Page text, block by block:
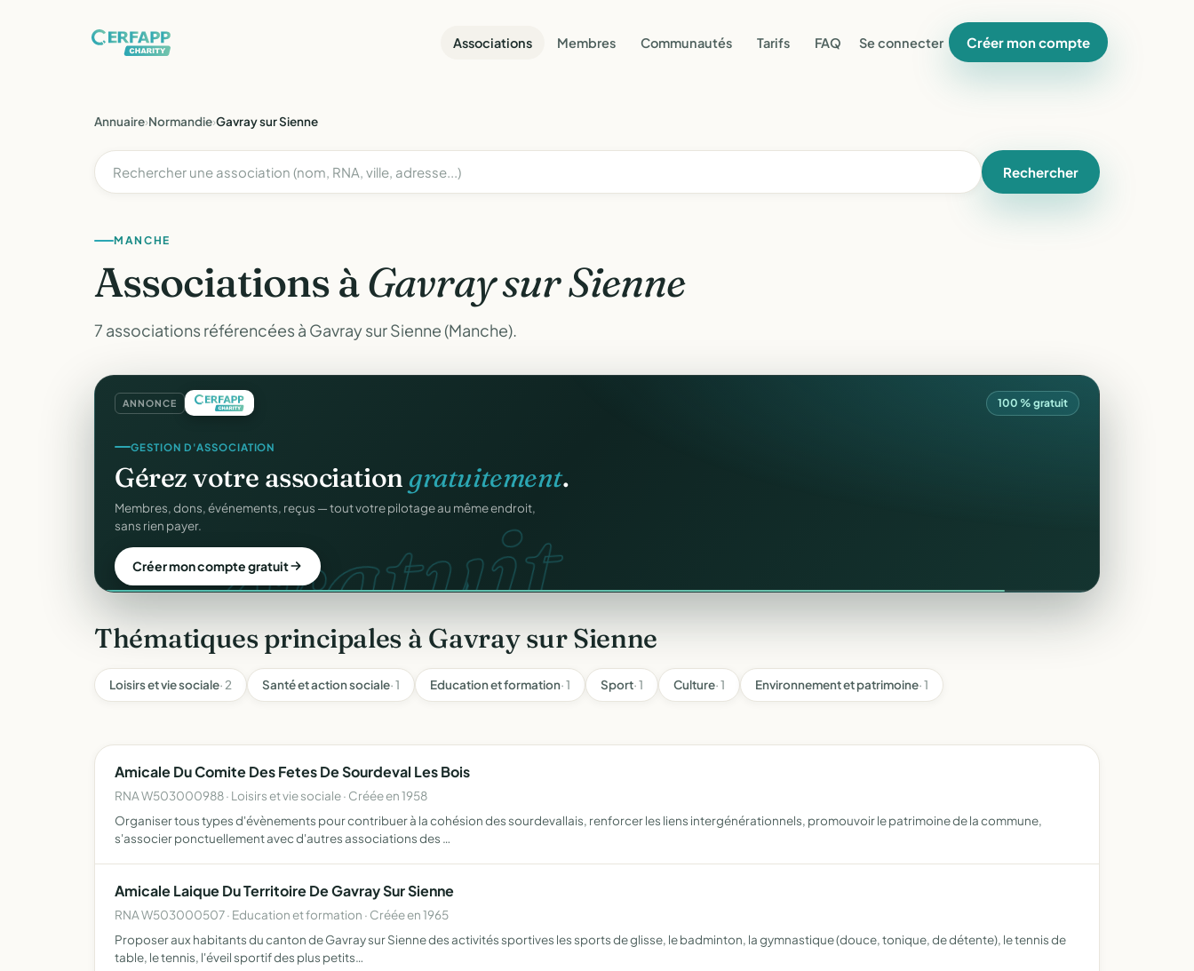
Associations Membres Communautés Tarifs FAQ Se connecter Créer mon compte
Annuaire›Normandie›Gavray sur Sienne
Rechercher
MANCHE
Associations àGavray sur Sienne
7 associations référencées à Gavray sur Sienne (Manche).
ANNONCE 100 % gratuit
gratuit.
GESTION D'ASSOCIATION
Gérez votre association gratuitement.
Membres, dons, événements, reçus — tout votre pilotage au même endroit,
sans rien payer.
Créer mon compte gratuit CRM.
CRM ASSOCIATIF
UnCRM completpour vos membres.
Fiches donateurs, historique des dons, relances, adhésions — fini les
fichiers Excel.
Découvrir le CRM gratuit
Thématiques principales à Gavray sur Sienne
Loisirs et vie sociale· 2 Santé et action sociale· 1 Education et formation· 1 Sport· 1 Culture· 1 Environnement et patrimoine· 1
Amicale Du Comite Des Fetes De Sourdeval Les Bois
RNA W503000988 · Loisirs et vie sociale · Créée en 1958
Organiser tous types d'évènements pour contribuer à la cohésion des sourdevallais, renforcer les liens intergénérationnels, promouvoir le patrimoine de la commune,
s'associer ponctuellement avec d'autres associations des …
Amicale Laique Du Territoire De Gavray Sur Sienne
RNA W503000507 · Education et formation · Créée en 1965
Proposer aux habitants du canton de Gavray sur Sienne des activités sportives les sports de glisse, le badminton, la gymnastique (douce, tonique, de détente), le tennis de
table, le tennis, l'éveil sportif des plus petits…